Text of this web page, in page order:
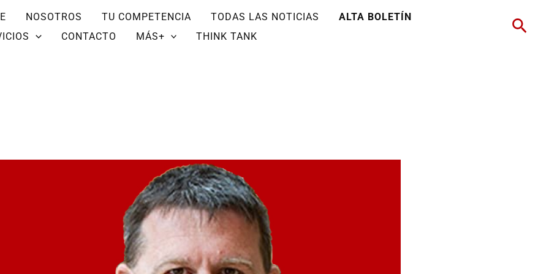
NOSOTROS TU COMPETENCIA TODAS LAS NOTICIAS
ALTA BOLETÍN
CONTACTO MÁS+ THINK TANK